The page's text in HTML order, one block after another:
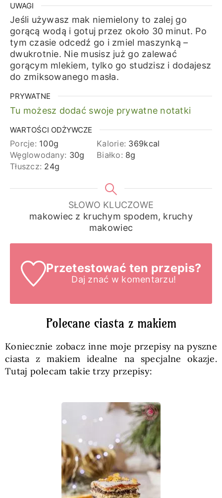
UWAGI
Jeśli używasz mak niemielony to zalej go
gorącą wodą i gotuj przez około 30 minut. Po
tym czasie odcedź go i zmiel maszynką –
dwukrotnie. Nie musisz już go zalewać
gorącym mlekiem, tylko go studzisz i dodajesz
do zmiksowanego masła.
PRYWATNE
Tu możesz dodać swoje prywatne notatki
WARTOŚCI ODŻYWCZE
Porcje: 100g Kalorie: 369kcal
Węglowodany: 30g Białko: 8g
Tłuszcz: 24g
SŁOWO KLUCZOWE
makowiec z kruchym spodem, kruchy
makowiec
Przetestować ten przepis?
Daj znać w komentarzu!
Polecane ciasta z makiem
Koniecznie zobacz inne moje przepisy na pyszne
ciasta z makiem idealne na specjalne okazje.
Tutaj polecam takie trzy przepisy: